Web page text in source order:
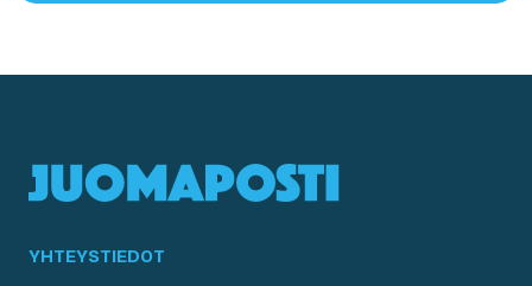
YHTEYSTIEDOT